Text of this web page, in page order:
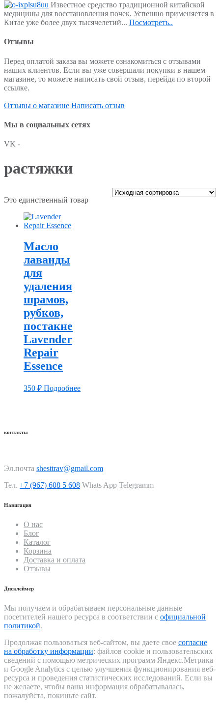
Известное средство традиционной китайской
медицины для восстановления почек. Успешно применяется в
Китае уже более двух тысячелетий... Посмотреть..
Отзывы
Перед оплатой заказа вы можете ознакомиться с отзывами
наших клиентов. Если вы уже совершали покупки в нашем
магазине, то можете написать свой отзыв, перейдя по второй
ссылке.
Отзывы о магазине Написать отзыв
Мы в социальных сетях
VK -
растяжки
Это единственный товар
Масло
лаванды
для
удаления
шрамов,
рубков,
постакне
Lavender
Repair
Essence
350 ₽ Подробнее
контакты
Эл.почта shesttrav@gmail.com
Тел. +7 (967) 608 5 608 Whats App Telegramm
Навигация
О нас
Блог
Каталог
Корзина
Доставка и оплата
Отзывы
Дисклеймер
Мы получаем и обрабатываем персональные данные
посетителей нашего ресурса в соответствии с официальной
политикой.
Продолжая пользоваться веб-сайтом, вы даете свое согласие
на обработку информации: файлов cookie и пользовательских
сведений с помощью метрических программ Яндекс.Метрика
и Google Analytics с целью улучшения функционирования веб-
ресурса и проведения статистических исследований. Если вы
не желаете, чтобы ваша информация обрабатывалась,
пожалуйста, покиньте сайт.